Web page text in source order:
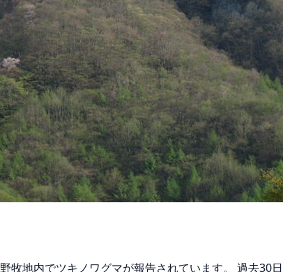
牧地内でツキノワグマが報告されています。 過去